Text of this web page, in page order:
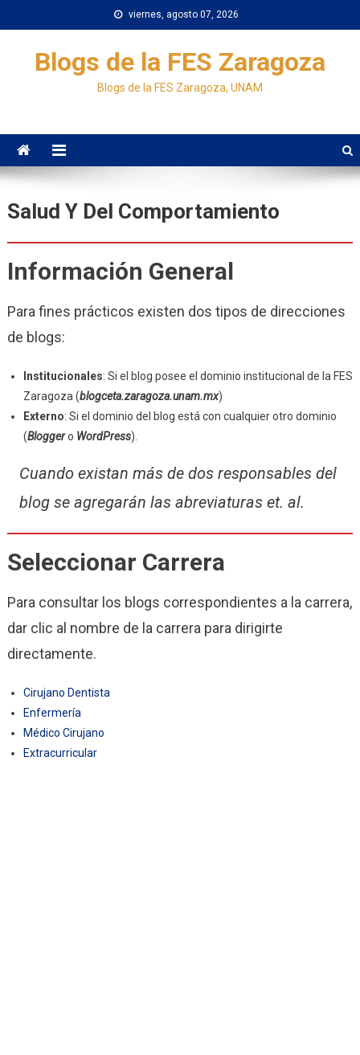
al
viernes, agosto 07, 2026
Blogs de la FES Zaragoza
Blogs de la FES Zaragoza, UNAM
Salud Y Del Comportamiento
Información General
Para fines prácticos existen dos tipos de direcciones
de blogs:
Institucionales: Si el blog posee el dominio institucional de la FES
Zaragoza (blogceta.zaragoza.unam.mx)
Externo: Si el dominio del blog está con cualquier otro dominio
(Bloggero WordPress).
Cuando existan más de dos responsables del
blog se agregarán las abreviaturas et. al.
Seleccionar Carrera
Para consultar los blogs correspondientes a la carrera,
dar clic al nombre de la carrera para dirigirte
directamente.
Cirujano Dentista
Enfermería
Médico Cirujano
Extracurricular